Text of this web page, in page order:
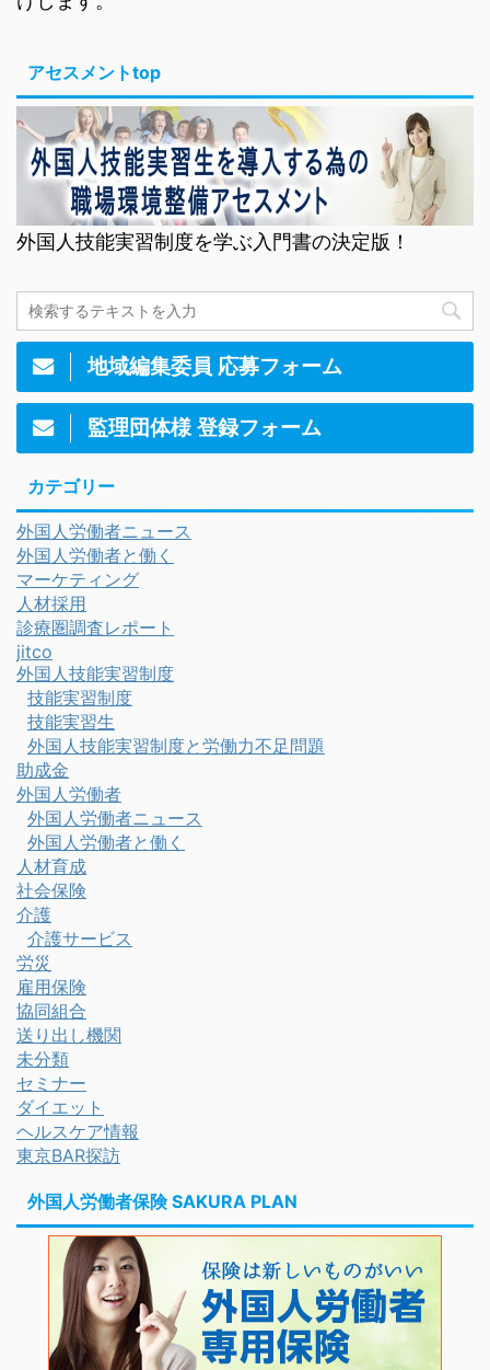
アセスメントtop
外国人技能実習制度を学ぶ入門書の決定版！
地域編集委員 応募フォーム
監理団体様 登録フォーム
カテゴリー
外国人労働者ニュース
外国人労働者と働く
マーケティング
人材採用
診療圏調査レポート
jitco
外国人技能実習制度
技能実習制度
技能実習生
外国人技能実習制度と労働力不足問題
助成金
外国人労働者
外国人労働者ニュース
外国人労働者と働く
人材育成
社会保険
介護
介護サービス
労災
雇用保険
協同組合
送り出し機関
未分類
セミナー
ダイエット
ヘルスケア情報
東京BAR探訪
外国人労働者保険 SAKURA PLAN